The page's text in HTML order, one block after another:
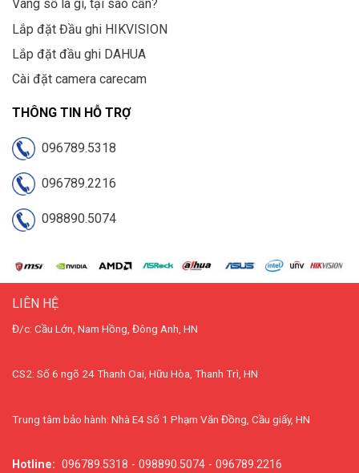
Vang số là gì, tại sao cần?
Lắp đặt Đầu ghi HIKVISION
Lắp đặt đầu ghi DAHUA
Cài đặt camera carecam
THÔNG TIN HỖ TRỢ
096789.5318
096789.2216
098890.5074
LIÊN HỆ
Đ/c: Cầu Lớn, Nam Hồng, Đông Anh, HN
CS2: Số 6 ngõ 24 Thanh Oai, Hữu Hòa, Thanh Trì, HN
Trung tâm bảo hành: Nhà E4 Số 1 Phạm Văn Đồng, Cầu giấy, HN
Hotline: 096789.5318 - 098890.5074 - 096789.2216